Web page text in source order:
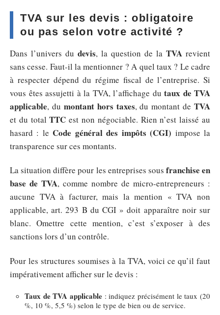
TVA sur les devis : obligatoire
ou pas selon votre activité ?
Dans l’univers du devis, la question de la TVA revient
sans cesse. Faut-il la mentionner ? A quel taux ? Le cadre
à respecter dépend du régime fiscal de l’entreprise. Si
vous êtes assujetti à la TVA, l’affichage du taux de TVA
applicable, du montant hors taxes, du montant de TVA
et du totalTTC est non négociable. Rien n’est laissé au
hasard : le Code général des impôts (CGI) impose la
transparence sur ces montants.
La situation diffère pour les entreprises sous franchise en
base de TVA, comme nombre de micro-entrepreneurs :
aucune TVA à facturer, mais la mention « TVA non
applicable, art. 293 B du CGI » doit apparaître noir sur
blanc. Omettre cette mention, c’est s’exposer à des
sanctions lors d’un contrôle.
Pour les structures soumises à la TVA, voici ce qu’il faut
impérativement afficher sur le devis :
Taux de TVA applicable : indiquez précisément le taux (20
%, 10 %, 5,5 %) selon le type de bien ou de service.